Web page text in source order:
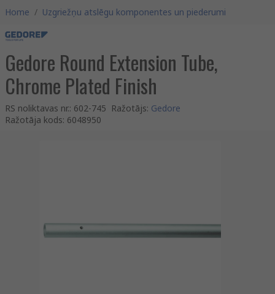
Home / Uzgriežņu atslēgu komponentes un piederumi
Gedore Round Extension Tube,
Chrome Plated Finish
RS noliktavas nr.: 602-745 Ražotājs: Gedore
Ražotāja kods: 6048950